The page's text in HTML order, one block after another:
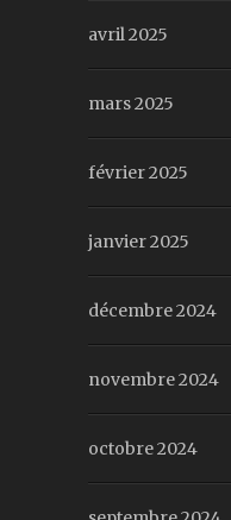
avril 2025
mars 2025
février 2025
janvier 2025
décembre 2024
novembre 2024
octobre 2024